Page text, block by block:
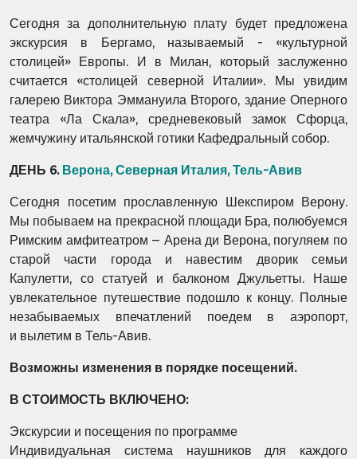
Сегодня за дополнительную плату будет предложена
экскурсия в Бергамо, называемый - «культурной
столицей» Европы. И в Милан, который заслуженно
считается «столицей северной Италии». Мы увидим
галерею Виктора Эммануила Второго, здание Оперного
театра «Ла Скала», средневековый замок Сфорца,
жемчужину итальянской готики Кафедральный собор.
ДЕНЬ 6. Верона, Северная Италия, Тель-Авив
Сегодня посетим прославленную Шекспиром Верону.
Мы побываем на прекрасной площади Бра, полюбуемся
Римским амфитеатром – Арена ди Верона, погуляем по
старой части города и навестим дворик семьи
Капулетти, со статуей и балконом Джульетты. Наше
увлекательное путешествие подошло к концу. Полные
незабываемых впечатлений поедем в аэропорт,
и вылетим в Тель-Авив.
Возможны изменения в порядке посещений.
В СТОИМОСТЬ ВКЛЮЧЕНО:
Экскурсии и посещения по программе
Индивидуальная система наушников для каждого